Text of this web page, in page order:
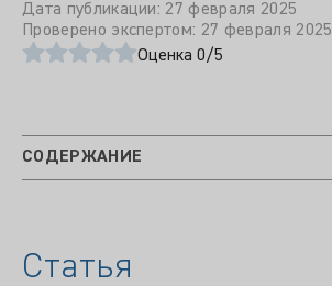
Дата публикации: 27 февраля 2025
Проверено экспертом: 27 февраля 2025
Оценка 0/5
СОДЕРЖАНИЕ
Статья